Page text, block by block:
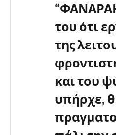
του ότι
της
και του
υπήρχε,